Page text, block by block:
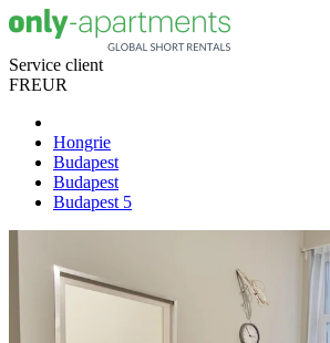
Service client
FREUR
Hongrie
Budapest
Budapest
Budapest 5